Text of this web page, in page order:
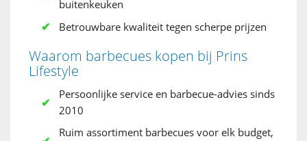
buitenkeuken
Betrouwbare kwaliteit tegen scherpe prijzen
Waarom barbecues kopen bij Prins
Lifestyle
Persoonlijke service en barbecue-advies sinds
2010
Ruim assortiment barbecues voor elk budget,